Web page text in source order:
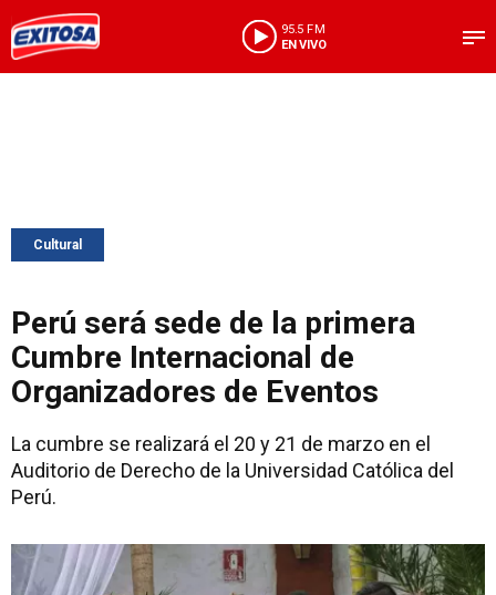
95.5 FM
EN VIVO
Cultural
Perú será sede de la primera
Cumbre Internacional de
Organizadores de Eventos
La cumbre se realizará el 20 y 21 de marzo en el
Auditorio de Derecho de la Universidad Católica del
Perú.